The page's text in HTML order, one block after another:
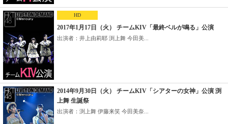
HD
2017年1月17日（火） チームKIV「最終ベルが鳴る」公演
出演者：井上由莉耶 渕上舞 今田美...
2014年9月30日（火） チームKIV「シアターの女神」公演 渕
上舞 生誕祭
出演者：渕上舞 伊藤来笑 今田美奈...